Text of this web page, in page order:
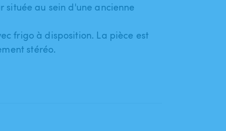
située au sein d'une ancienne
frigo à disposition. La pièce est
stéréo.